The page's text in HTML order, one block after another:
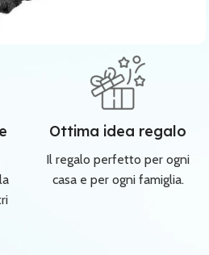
Ottima idea regalo
Il regalo perfetto per ogni
casa e per ogni famiglia.